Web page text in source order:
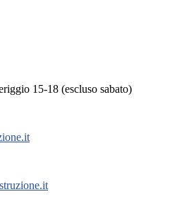
15-18 (escluso sabato)